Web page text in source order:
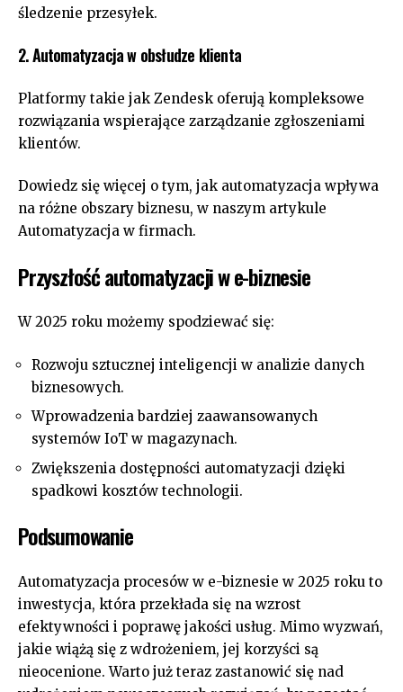
śledzenie przesyłek.
2. Automatyzacja w obsłudze klienta
Platformy takie jak Zendesk oferują kompleksowe
rozwiązania wspierające zarządzanie zgłoszeniami
klientów.
Dowiedz się więcej o tym, jak automatyzacja wpływa
na różne obszary biznesu, w naszym artykule
Automatyzacja w firmach.
Przyszłość automatyzacji w e-biznesie
W 2025 roku możemy spodziewać się:
Rozwoju sztucznej inteligencji w analizie danych
biznesowych.
Wprowadzenia bardziej zaawansowanych
systemów IoT w magazynach.
Zwiększenia dostępności automatyzacji dzięki
spadkowi kosztów technologii.
Podsumowanie
Automatyzacja procesów w e-biznesie w 2025 roku to
inwestycja, która przekłada się na wzrost
efektywności i poprawę jakości usług. Mimo wyzwań,
jakie wiążą się z wdrożeniem, jej korzyści są
nieocenione. Warto już teraz zastanowić się nad